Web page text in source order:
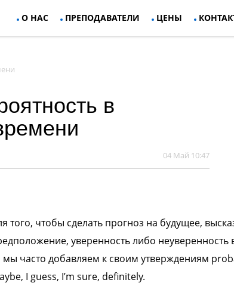
О НАС ПРЕПОДАВАТЕЛИ ЦЕНЫ
в
04 Май 10:47
того, чтобы сделать прогноз на будущее,
уверенность либо неуверенность
мы часто добавляем к своим утверждениям
I guess, I’m sure, definitely.